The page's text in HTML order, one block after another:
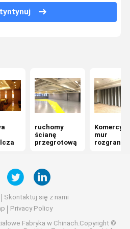
konferencyjnych
ruchomy
ścianę
przegrotową
mur
Skontaktuj się z nami
Privacy Policy
Fabryka w Chinach.Copyright ©